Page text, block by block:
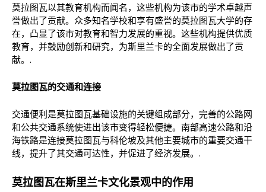
莫拉图瓦以其教育机构而闻名，这些机构为该市的学术卓越声
誉做出了贡献。众多知名学校和享有盛誉的莫拉图瓦大学的存
在，凸显了该市对教育和智力发展的重视。这些机构提供优质
教育，并鼓励创新和研究，为斯里兰卡的全面发展做出了贡
献。.
莫拉图瓦的交通和连接
交通便利是莫拉图瓦基础设施的关键组成部分，完善的公路网
和公共交通系统使进出该市变得轻松便捷。南部高速公路和沿
海铁路是连接莫拉图瓦与科伦坡及其他主要城市的重要交通干
线，提升了其交通可达性，并促进了经济发展。.
莫拉图瓦在斯里兰卡文化景观中的作用